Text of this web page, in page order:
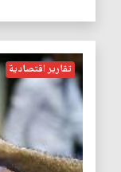
تقارير اقتصادية